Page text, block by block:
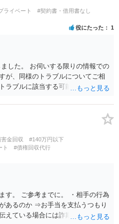
が面倒な場合があるからです。相
を考慮すればよいと思います。 な
ず、返済の目処も立たずで精神的
、慰謝料請求は通常は認められま
ライベート
#契約書・借用書なし
役にたった 1
した。 お伺いする限りの情報での
が、同様のトラブルについてご相
ラブルに該当する可能性があるで
渡しではなく、指定口座への振込
できる可能性もあるでしょう。 い
金回収
#140万円以下
ト #債権回収代行
す。 ご参考までに。 ・相手の行為
あるのか ⇒お手当を支払うつもり
えている場合には詐欺罪に該当す